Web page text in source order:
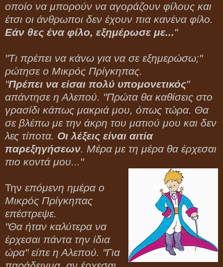
οποίο να μπορούν να αγοράζουν φίλους και
έτσι οι άνθρωποι δεν έχουν πια κανένα φίλο.
Εάν θες ένα φίλο, εξημέρωσε με..."
"Τι πρέπει να κάνω για να σε εξημερώσω;"
ρώτησε ο Μικρός Πρίγκηπας.
"Πρέπει να είσαι πολύ υπομονετικός"
απάντησε η Αλεπού. "Πρώτα θα καθίσεις στο
γρασίδι κάπως μακριά μου, όπως τώρα. Θα
σε βλέπω με την άκρη του ματιού μου και δεν
λες τίποτα. Οι λέξεις είναι αιτία
παρεξηγήσεων. Μέρα με τη μέρα θα έρχεσαι
πιο κοντά μου..."
Την επόμενη ημέρα ο
Μικρός Πρίγκηπας
επέστρεψε.
"Θα ήταν καλύτερα να
έρχεσαι πάντα την ίδια
ώρα" είπε η Αλεπού. "Για